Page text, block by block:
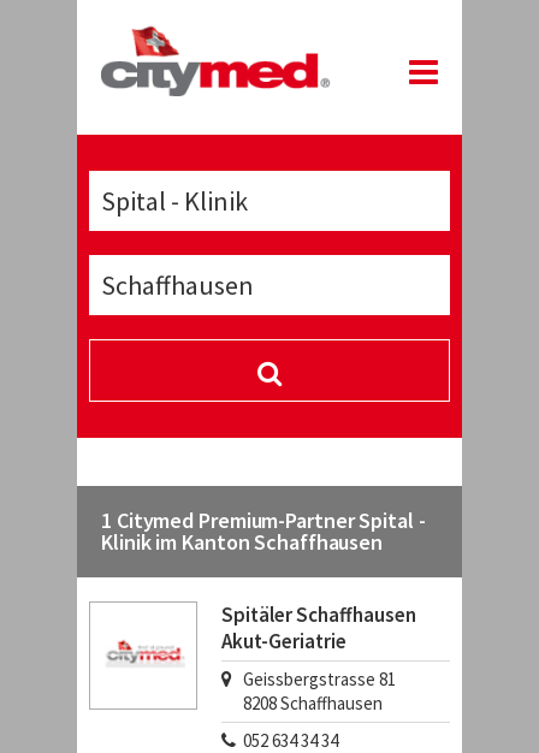
1 Citymed Premium-Partner Spital -
Klinik im Kanton Schaffhausen
Spitäler Schaffhausen
Akut-Geriatrie
Geissbergstrasse 81
8208Schaffhausen
052 634 34 34